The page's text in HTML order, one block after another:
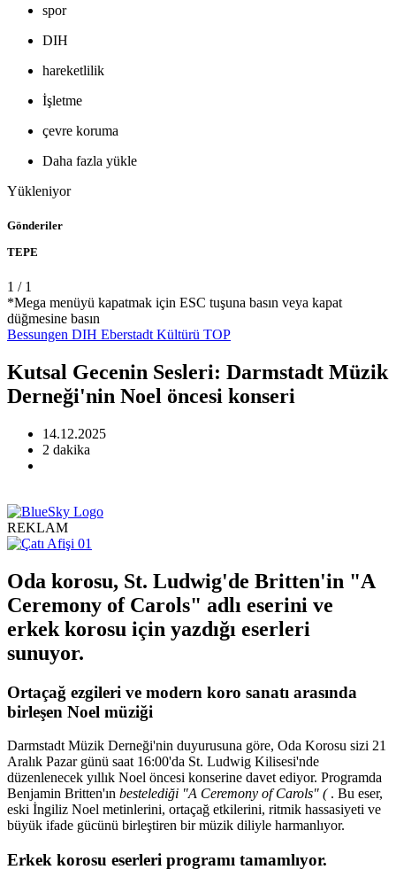
spor
DIH
hareketlilik
İşletme
çevre koruma
Daha fazla yükle
Yükleniyor
Gönderiler
TEPE
1 / 1
*Mega menüyü kapatmak için ESC tuşuna basın veya kapat
düğmesine basın
Bessungen DIH Eberstadt Kültürü TOP
Kutsal Gecenin Sesleri: Darmstadt Müzik
Derneği'nin Noel öncesi konseri
14.12.2025
2 dakika
REKLAM
Oda korosu, St. Ludwig'de Britten'in "A
Ceremony of Carols" adlı eserini ve
erkek korosu için yazdığı eserleri
sunuyor.
Ortaçağ ezgileri ve modern koro sanatı arasında
birleşen Noel müziği
Darmstadt Müzik Derneği'nin duyurusuna göre, Oda Korosu sizi 21
Aralık Pazar günü saat 16:00'da St. Ludwig Kilisesi'nde
düzenlenecek yıllık Noel öncesi konserine davet ediyor. Programda
Benjamin Britten'ın bestelediği "A Ceremony of Carols" (. Bu eser,
eski İngiliz Noel metinlerini, ortaçağ etkilerini, ritmik hassasiyeti ve
büyük ifade gücünü birleştiren bir müzik diliyle harmanlıyor.
Erkek korosu eserleri programı tamamlıyor.